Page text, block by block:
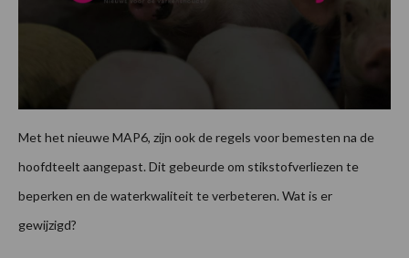
Met het nieuwe MAP6, zijn ook de regels voor bemesten na de
hoofdteelt aangepast. Dit gebeurde om stikstofverliezen te
beperken en de waterkwaliteit te verbeteren. Wat is er
gewijzigd?